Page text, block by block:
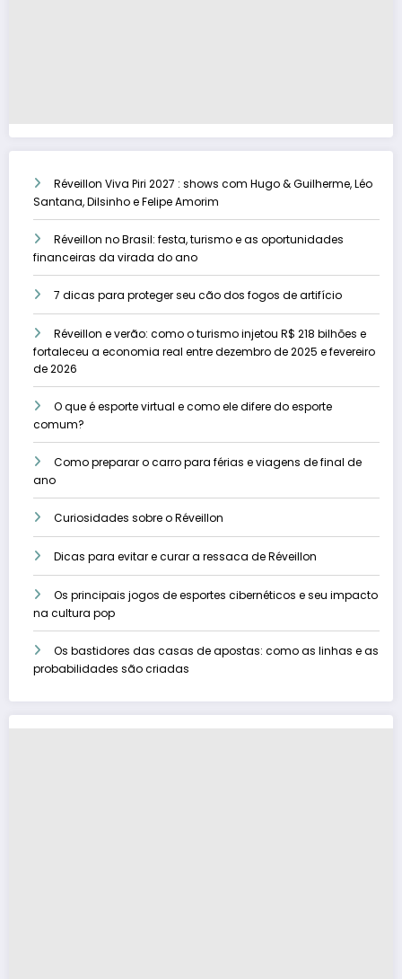
Réveillon Viva Piri 2027 : shows com Hugo & Guilherme, Léo
Santana, Dilsinho e Felipe Amorim
Réveillon no Brasil: festa, turismo e as oportunidades
financeiras da virada do ano
7 dicas para proteger seu cão dos fogos de artifício
Réveillon e verão: como o turismo injetou R$ 218 bilhões e
fortaleceu a economia real entre dezembro de 2025 e fevereiro
de 2026
O que é esporte virtual e como ele difere do esporte
comum?
Como preparar o carro para férias e viagens de final de
ano
Curiosidades sobre o Réveillon
Dicas para evitar e curar a ressaca de Réveillon
Os principais jogos de esportes cibernéticos e seu impacto
na cultura pop
Os bastidores das casas de apostas: como as linhas e as
probabilidades são criadas